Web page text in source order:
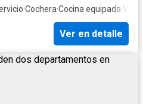
·Cochera·Cocina equipada·
Ver en detalle